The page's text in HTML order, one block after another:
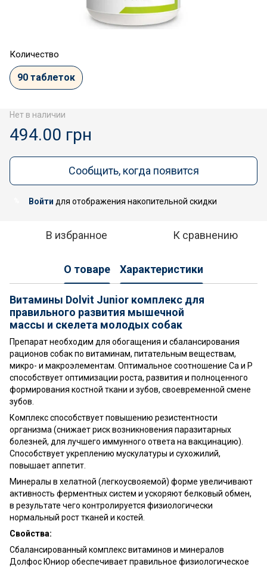
Количество
90 таблеток
Нет в наличии
494.00 грн
Сообщить, когда появится
Войти для отображения накопительной скидки
В избранное К сравнению
О товаре Характеристики
Витамины Dolvit Junior комплекс для
правильного развития мышечной
массы и скелета молодых собак
Препарат необходим для обогащения и сбалансирования
рационов собак по витаминам, питательным веществам,
микро- и макроэлементам. Оптимальное соотношение Са и Р
способствует оптимизации роста, развития и полноценного
формирования костной ткани и зубов, своевременной смене
зубов.
Комплекс способствует повышению резистентности
организма (снижает риск возникновения паразитарных
болезней, для лучшего иммунного ответа на вакцинацию).
Способствует укреплению мускулатуры и сухожилий,
повышает аппетит.
Минералы в хелатной (легкоусвояемой) форме увеличивают
активность ферментных систем и ускоряют белковый обмен,
в результате чего контролируется физиологически
нормальный рост тканей и костей.
Свойства:
Сбалансированный комплекс витаминов и минералов
Долфос Юниор обеспечивает правильное физиологическое